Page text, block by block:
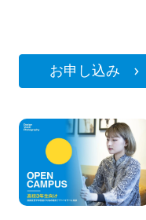
お申し込み